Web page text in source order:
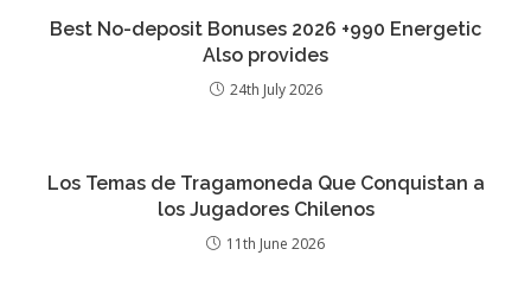
Best No-deposit Bonuses 2026 +990 Energetic
Also provides
24th July 2026
Los Temas de Tragamoneda Que Conquistan a
los Jugadores Chilenos
11th June 2026